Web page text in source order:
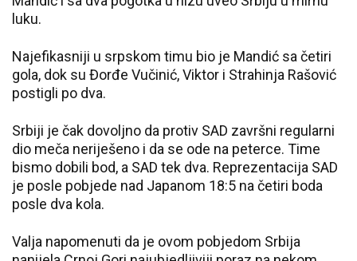
luku.
Najefikasniji u srpskom timu bio je Mandić sa četiri
gola, dok su Đorđe Vučinić, Viktor i Strahinja Rašović
postigli po dva.
Srbiji je čak dovoljno da protiv SAD završni regularni
dio meča neriješeno i da se ode na peterce. Time
bismo dobili bod, a SAD tek dva. Reprezentacija SAD
je posle pobjede nad Japanom 18:5 na četiri boda
posle dva kola.
Valja napomenuti da je ovom pobjedom Srbija